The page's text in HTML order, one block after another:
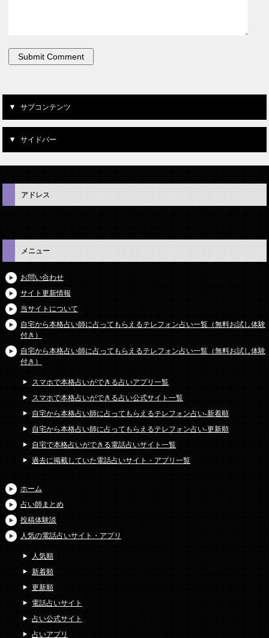
サブコンテンツ
サイドバー
アドレス
メニュー
お問い合わせ
サイト更新情報
当サイトについて
自宅から本格占い師に占ってもらえるテレフォン占い一覧（無料お試し体験
付き）
自宅から本格占い師に占ってもらえるテレフォン占い一覧（無料お試し体験
付き）
スマホで本格占いができる占いアプリ一覧
スマホで本格占いができる占い公式サイト一覧
自宅から本格占い師に占ってもらえるテレフォン占い-新着順
自宅から本格占い師に占ってもらえるテレフォン占い-更新順
自宅で本格占いができる電話占いサイト一覧
過去に掲載していた電話占いサイト・アプリ一覧
ホーム
占い師まとめ
投稿体験談
人気の電話占いサイト・アプリ
人気順
新着順
更新順
電話占いサイト
占い公式サイト
占いアプリ